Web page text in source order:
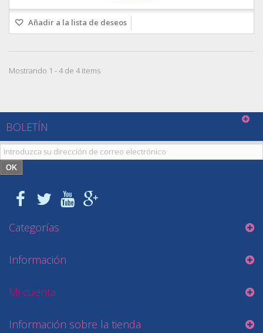
Añadir a la lista de deseos
Mostrando 1 - 4 de 4 items
BOLETÍN
OK
Categorías
Información
Mi cuenta
Información sobre la tienda